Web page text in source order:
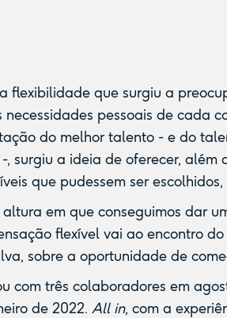
flexibilidade que surgiu a
pessoais de cada
do melhor talento - e do
, surgiu a ideia de oferecer, além
que pudessem ser
altura em que conseguimos dar
flexível vai ao encontro
sobre a oportunidade de
com três colaboradores em
de 2022. All in, com a